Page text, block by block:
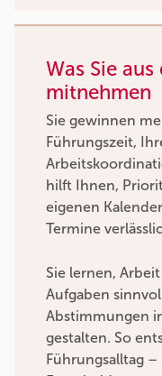
Was Sie
mitnehmen
Sie gewinnen
Führungszeit,
hilft Ihnen,
eigenen
Termine
Sie lernen,
Aufgaben
Abstimmungen
gestalten. So
Führungsalltag